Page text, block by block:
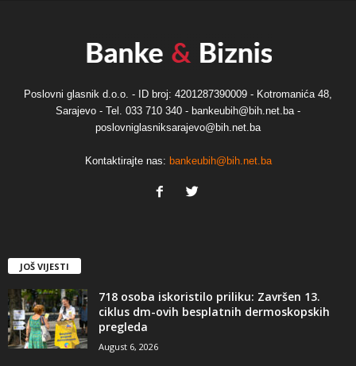
Poslovni glasnik d.o.o. - ID broj: 4201287390009 - Kotromanića 48,
Sarajevo - Tel. 033 710 340 - bankeubih@bih.net.ba -
poslovniglasniksarajevo@bih.net.ba
Kontaktirajte nas: bankeubih@bih.net.ba
JOŠ VIJESTI
718 osoba iskoristilo priliku: Završen 13.
ciklus dm-ovih besplatnih dermoskopskih
pregleda
August 6, 2026